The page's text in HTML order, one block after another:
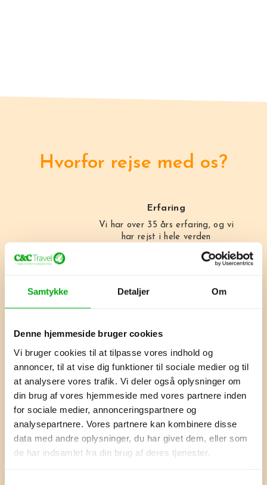
Samtykke Detaljer Om
Denne hjemmeside bruger cookies
Vi bruger cookies til at tilpasse vores indhold og
annoncer, til at vise dig funktioner til sociale medier og til
at analysere vores trafik. Vi deler også oplysninger om
din brug af vores hjemmeside med vores partnere inden
for sociale medier, annonceringspartnere og
analysepartnere. Vores partnere kan kombinere disse
data med andre oplysninger, du har givet dem, eller som
de har indsamlet fra din brug af deres tjenester.
Hvorfor rejse med os?
Erfaring
Vi har over 35 års erfaring, og vi
har rejst i hele verden
Skræddersyet
Vi skræddersyr din rejse præcis
Ansvar
Vi planter 17 mangrover pr. rejse. I
deres levetid absorberer de CO2
svarende til en flyrejse.
Løbende kontakt